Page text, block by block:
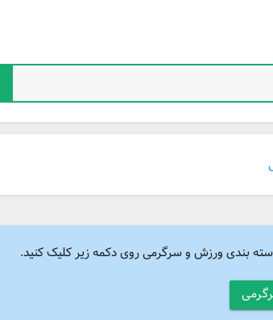
بندی ورزش و سرگرمی روی دکمه زیر کلیک کنید.